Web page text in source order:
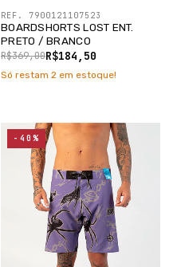
BOARDSHORTS LOST ENT.
PRETO / BRANCO
R$184,50
R$369,00
REF. 7900121107523
Só restam 2 em estoque!
-40%